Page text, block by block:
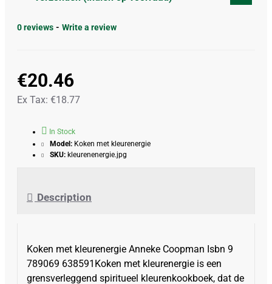
0 reviews - Write a review
€20.46
Ex Tax: €18.77
In Stock
Model: Koken met kleurenergie
SKU: kleurenenergie.jpg
Description
Koken met kleurenergie Anneke Coopman Isbn 9
789069 638591Koken met kleurenergie is een
grensverleggend spiritueel kleurenkookboek, dat de